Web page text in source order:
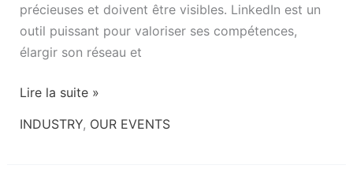
précieuses et doivent être visibles. LinkedIn est un
outil puissant pour valoriser ses compétences,
élargir son réseau et
Lire la suite »
INDUSTRY, OUR EVENTS